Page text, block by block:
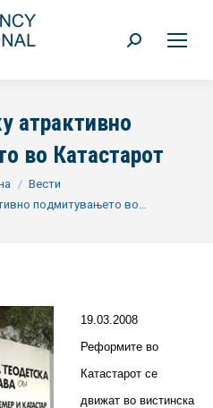
Search:
атрактивно
во Катастарот
Вести
подмитувањето во…
19.03.2008
Реформите во
Катастарот се
движат во вистинска